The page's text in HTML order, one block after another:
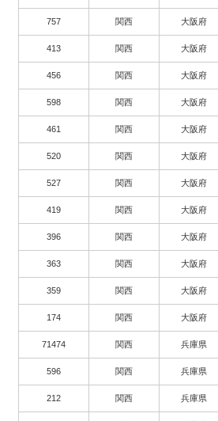
757 関西 大阪府
413 関西 大阪府
456 関西 大阪府
598 関西 大阪府
461 関西 大阪府
520 関西 大阪府
527 関西 大阪府
419 関西 大阪府
396 関西 大阪府
363 関西 大阪府
359 関西 大阪府
174 関西 大阪府
71474 関西 兵庫県
596 関西 兵庫県
212 関西 兵庫県